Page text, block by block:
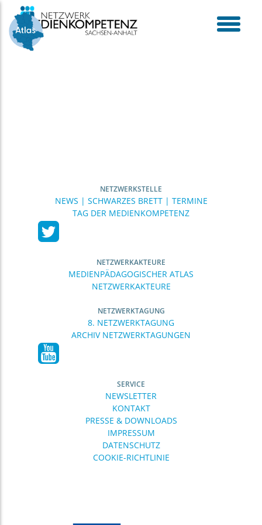
toggle
menu
Skip
content
NETZWERKSTELLE
NEWS | SCHWARZES BRETT | TERMINE
TAG DER MEDIENKOMPETENZ
NETZWERKAKTEURE
MEDIENPÄDAGOGISCHER ATLAS
NETZWERKAKTEURE
NETZWERKTAGUNG
8. NETZWERKTAGUNG
ARCHIV NETZWERKTAGUNGEN
SERVICE
NEWSLETTER
KONTAKT
PRESSE & DOWNLOADS
IMPRESSUM
DATENSCHUTZ
COOKIE-RICHTLINIE